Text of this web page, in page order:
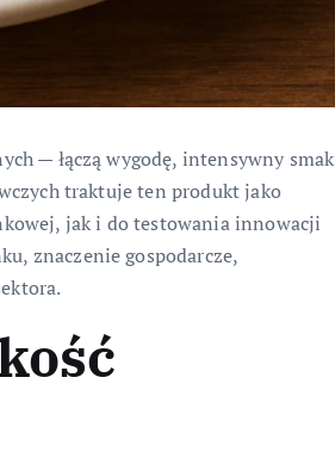
— łączą wygodę, intensywny smak
traktuje ten produkt jako
jak i do testowania innowacji
znaczenie gospodarcze,